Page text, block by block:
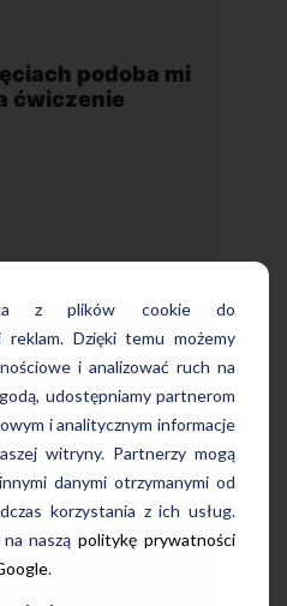
z plików cookie do
reklam. Dzięki temu możemy
i analizować ruch na
udostępniamy partnerom
i analitycznym informacje
witryny. Partnerzy mogą
danymi otrzymanymi od
korzystania z ich usług.
na nasząpolitykę prywatności
.
nowoczesna szkoła
w dogodnej lokalizacji”
w tej szkole od 4 lat i jestem
zadowolona. Zajęcia z
nowoczesna szkoła
lokalizacji, bo tuż przy
z metra, mili pracownicy,
konkurencyjna cena kursu i
Pani manager, która służy
w każdej chwili! Polecam!